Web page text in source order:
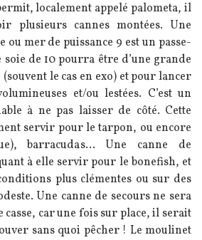
localement appelé palometa, il
plusieurs cannes montées. Une
ou mer de puissance 9 est un passe-
de 10 pourra être d’une grande
le cas en exo) et pour lancer
et/ou lestées. C’est un
à ne pas laisser de côté. Cette
servir pour le tarpon, ou encore
barracudas… Une canne de
à elle servir pour le bonefish, et
plus clémentes ou sur des
Une canne de secours ne sera
casse, car une fois sur place, il serait
sans quoi pêcher ! Le moulinet